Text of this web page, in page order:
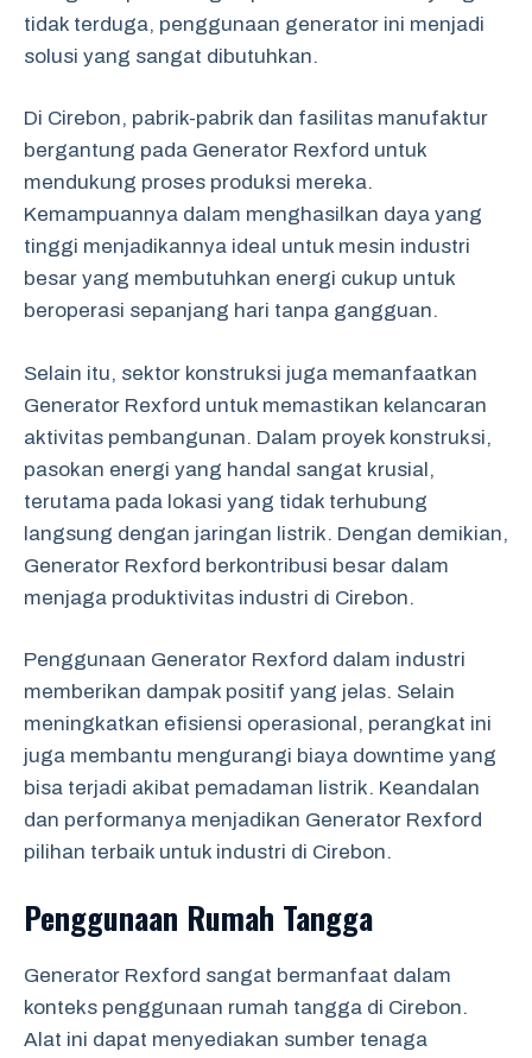
tidak terduga, penggunaan generator ini menjadi
solusi yang sangat dibutuhkan.
Di Cirebon, pabrik-pabrik dan fasilitas manufaktur
bergantung pada Generator Rexford untuk
mendukung proses produksi mereka.
Kemampuannya dalam menghasilkan daya yang
tinggi menjadikannya ideal untuk mesin industri
besar yang membutuhkan energi cukup untuk
beroperasi sepanjang hari tanpa gangguan.
Selain itu, sektor konstruksi juga memanfaatkan
Generator Rexford untuk memastikan kelancaran
aktivitas pembangunan. Dalam proyek konstruksi,
pasokan energi yang handal sangat krusial,
terutama pada lokasi yang tidak terhubung
langsung dengan jaringan listrik. Dengan demikian,
Generator Rexford berkontribusi besar dalam
menjaga produktivitas industri di Cirebon.
Penggunaan Generator Rexford dalam industri
memberikan dampak positif yang jelas. Selain
meningkatkan efisiensi operasional, perangkat ini
juga membantu mengurangi biaya downtime yang
bisa terjadi akibat pemadaman listrik. Keandalan
dan performanya menjadikan Generator Rexford
pilihan terbaik untuk industri di Cirebon.
Penggunaan Rumah Tangga
Generator Rexford sangat bermanfaat dalam
konteks penggunaan rumah tangga di Cirebon.
Alat ini dapat menyediakan sumber tenaga